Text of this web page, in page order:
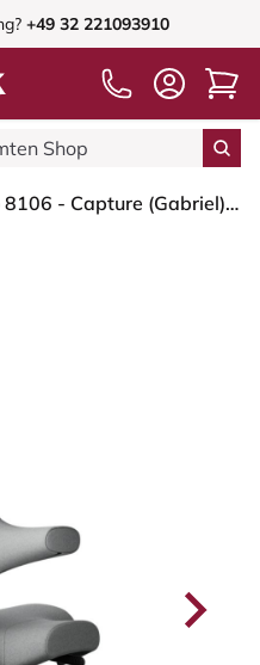
+49 32 221093910
HÅG Capisco 8106 - Capture (Gabriel) - Wolle / Polyamid - CPT4102 - Light grey - Silber - 200 mm (Sitzhöhe 46-64cm) - Bodengleiter